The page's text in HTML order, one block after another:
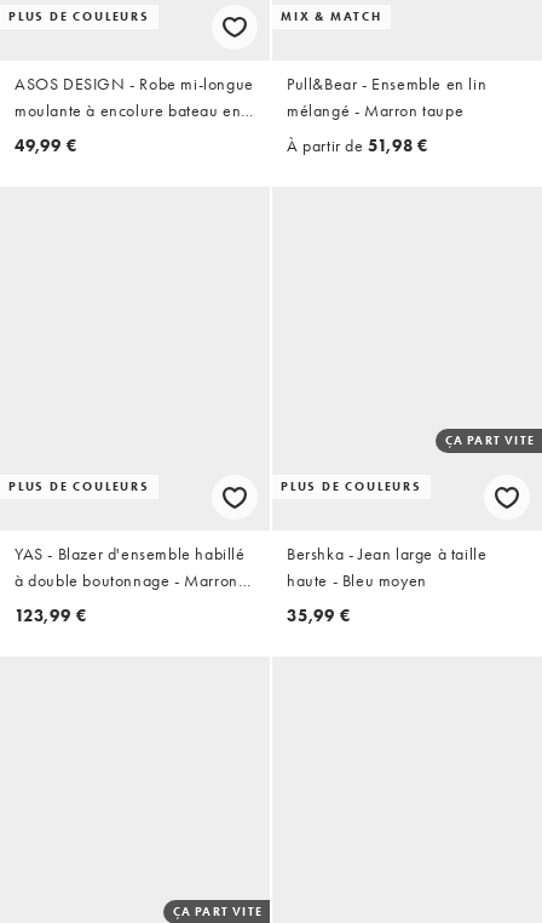
PLUS DE COULEURS
ASOS DESIGN - Robe mi-longue
moulante à encolure bateau en
jean - Noir
49,99 €
MIX & MATCH
Pull&Bear - Ensemble en lin
mélangé - Marron taupe
À partir de 51,98 €
PLUS DE COULEURS
YAS - Blazer d'ensemble habillé
à double boutonnage - Marron
chocolat
123,99 €
PLUS DE COULEURS
ÇA PART VITE
Bershka - Jean large à taille
haute - Bleu moyen
35,99 €
ÇA PART VITE